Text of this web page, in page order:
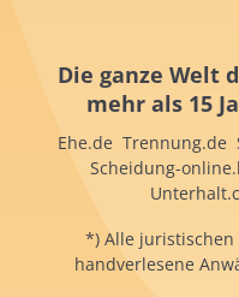
Die ganze Welt
mehr als 15
Ehe.de Trennung.de
Scheidung-
*) Alle
handverlesene